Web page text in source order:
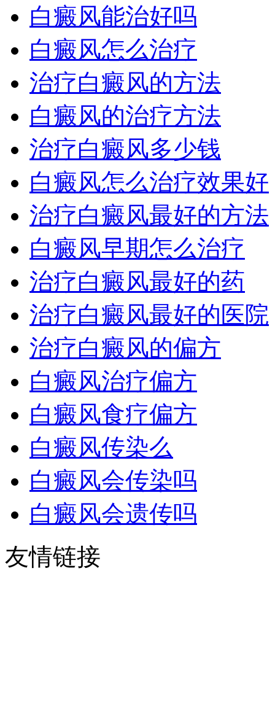
白癜风能治好吗
白癜风怎么治疗
治疗白癜风的方法
白癜风的治疗方法
治疗白癜风多少钱
白癜风怎么治疗效果好
治疗白癜风最好的方法
白癜风早期怎么治疗
治疗白癜风最好的药
治疗白癜风最好的医院
治疗白癜风的偏方
白癜风治疗偏方
白癜风食疗偏方
白癜风传染么
白癜风会传染吗
白癜风会遗传吗
友情链接